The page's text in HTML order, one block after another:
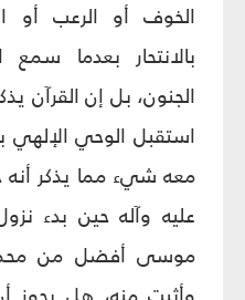
الخوف أو الرعب أو
بالانتحار بعدما
الجنون، بل إن القرآن
استقبل الوحي
معه شي‏ء مما يذكر
عليه وآله حين بدء
موسى أفضل من